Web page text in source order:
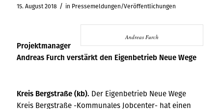
15. August 2018 / in Pressemeldungen/Veröffentlichungen
Andreas Furch
Projektmanager
Andreas Furch verstärkt den Eigenbetrieb Neue Wege
Kreis Bergstraße (kb). Der Eigenbetrieb Neue Wege
Kreis Bergstraße -Kommunales Jobcenter- hat einen